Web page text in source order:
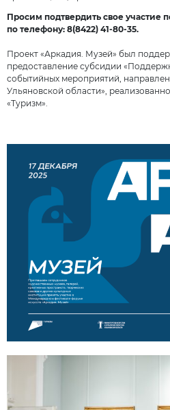
Просим подтвердить свое участие
по телефону: 8(8422) 41-80-35.
Проект «Аркадия. Музей» был
предоставление субсидии
событийных мероприятий,
Ульяновской области»,
«Туризм».